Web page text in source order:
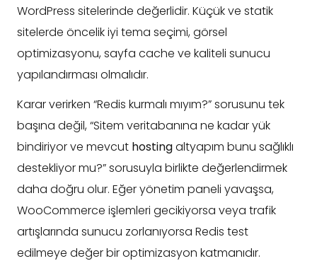
WordPress sitelerinde değerlidir. Küçük ve statik
sitelerde öncelik iyi tema seçimi, görsel
optimizasyonu, sayfa cache ve kaliteli sunucu
yapılandırması olmalıdır.
Karar verirken “Redis kurmalı mıyım?” sorusunu tek
başına değil, “Sitem veritabanına ne kadar yük
bindiriyor ve mevcut hostingaltyapım bunu sağlıklı
destekliyor mu?” sorusuyla birlikte değerlendirmek
daha doğru olur. Eğer yönetim paneli yavaşsa,
WooCommerce işlemleri gecikiyorsa veya trafik
artışlarında sunucu zorlanıyorsa Redis test
edilmeye değer bir optimizasyon katmanıdır.